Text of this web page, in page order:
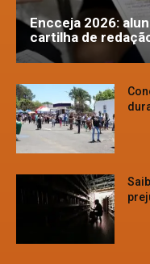
Encceja 2026:
cartilha de